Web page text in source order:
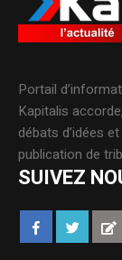
Portail
Kapitalis
débats d’idées
publication de
SUIVEZ